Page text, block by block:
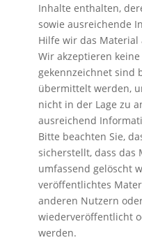
Inhalte enthalten,
sowie ausreichende
Hilfe wir das Material
Wir akzeptieren
gekennzeichnet sind
übermittelt werden,
nicht in der Lage zu
ausreichend
Bitte beachten Sie,
sicherstellt, dass das
umfassend gelöscht
veröffentlichtes
anderen Nutzern
wiederveröffentlicht
werden.